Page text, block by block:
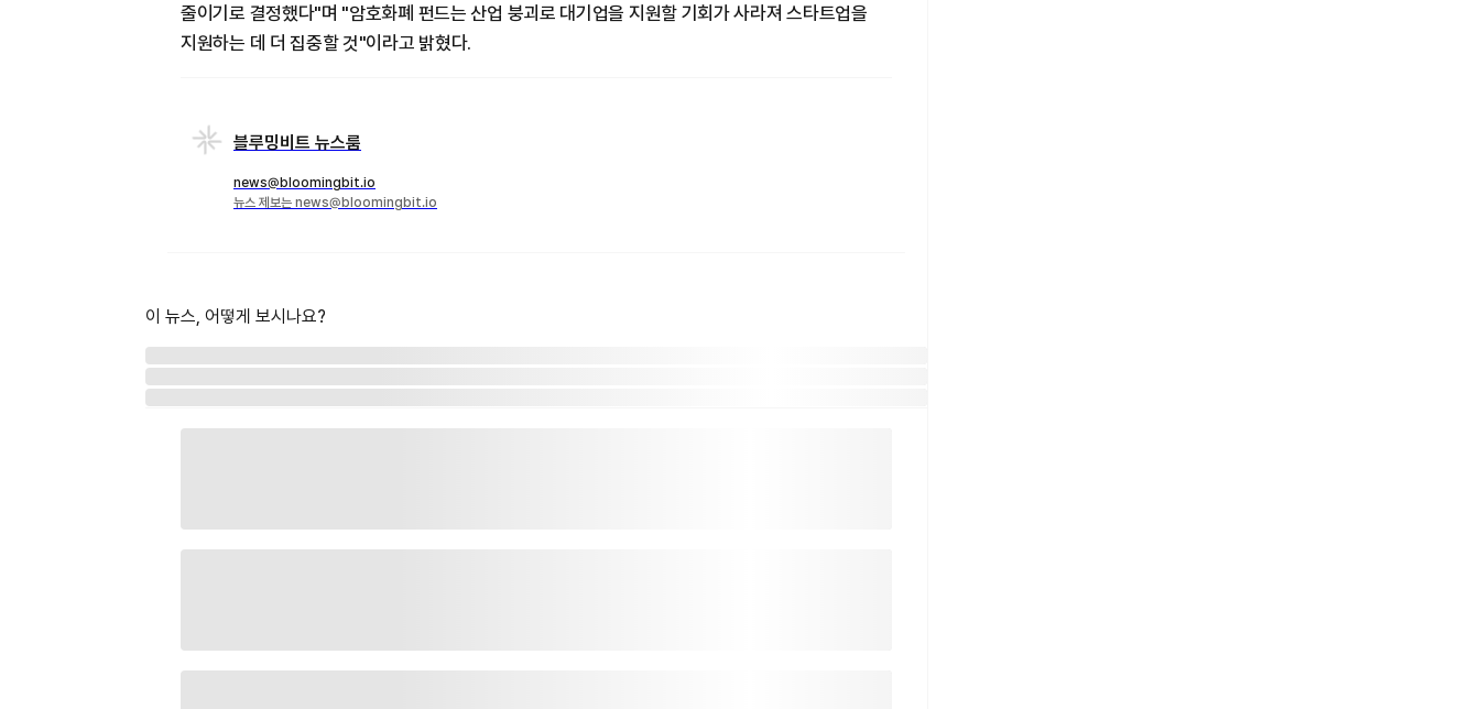
줄이기로 결정했다"며 "암호화폐 펀드는 산업 붕괴로 대기업을 지원할 기회가 사라져 스타트업을
지원하는 데 더 집중할 것"이라고 밝혔다.
블루밍비트 뉴스룸
news@bloomingbit.io
뉴스 제보는 news@bloomingbit.io
이 뉴스, 어떻게 보시나요?